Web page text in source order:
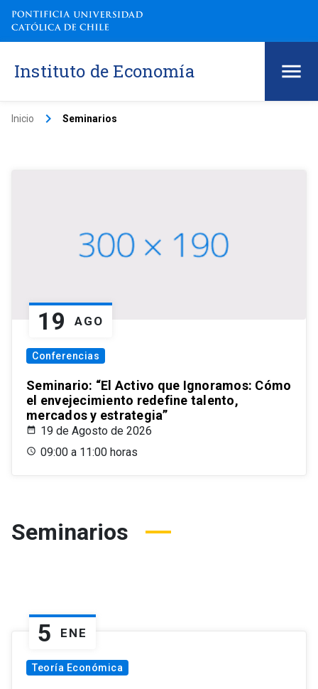
Instituto de Economía
Inicio keyboard_arrow_right Seminarios
19 AGO
Conferencias
Seminario: “El Activo que Ignoramos: Cómo
el envejecimiento redefine talento,
mercados y estrategia”
19 de Agosto de 2026
09:00 a 11:00 horas
Seminarios
5 ENE
Teoría Económica